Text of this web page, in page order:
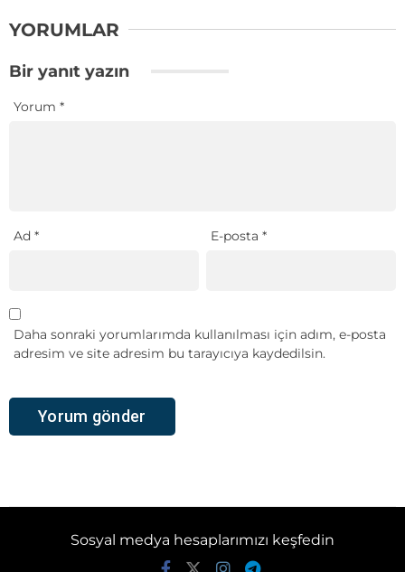
YORUMLAR
Bir yanıt yazın
Yorum *
Ad * E-posta*
Daha sonraki yorumlarımda kullanılması için adım, e-posta
adresim ve site adresim bu tarayıcıya kaydedilsin.
Sosyal medya hesaplarımızı keşfedin